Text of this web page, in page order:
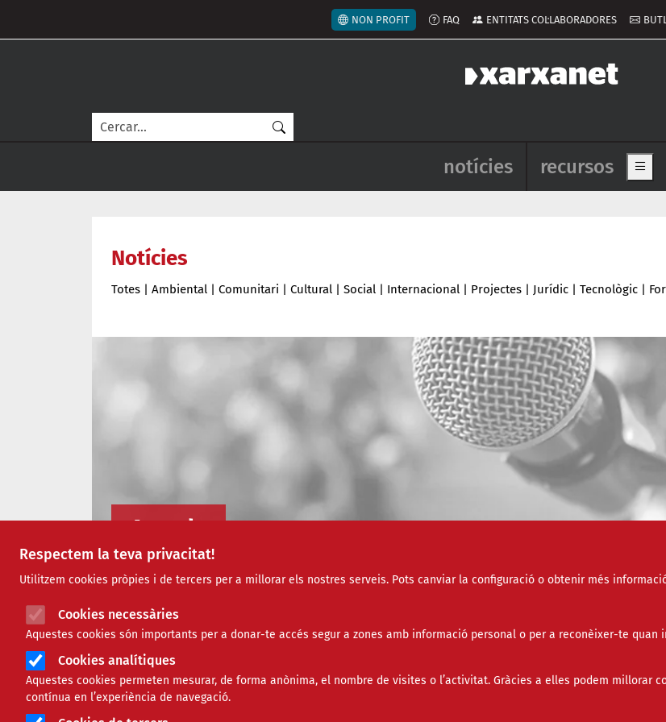
Respectem la teva privacitat!
Utilitzem cookies pròpies i de tercers per a millorar els nostres serveis. Pots canviar la configuració o obtenir més
Cookies necessàries
Aquestes cookies són importants per a donar-te accés segur a zones amb informació personal o per a reconèixer-te quan
Cookies analítiques
Aquestes cookies permeten mesurar, de forma anònima, el nombre de visites o l’activitat. Gràcies a elles podem millorar
contínua en l’experiència de navegació.
Menú del compte d'usuari
NON PROFIT FAQ ENTITATS COL·LABORADORES
Cerca
Navegació principal de
notícies recursos
Notícies
Totes | Ambiental | Comunitari | Cultural | Social | Internacional | Projectes | Jurídic | Tecnològic |
Agenda
Només esdeveniments online
Paraula clau